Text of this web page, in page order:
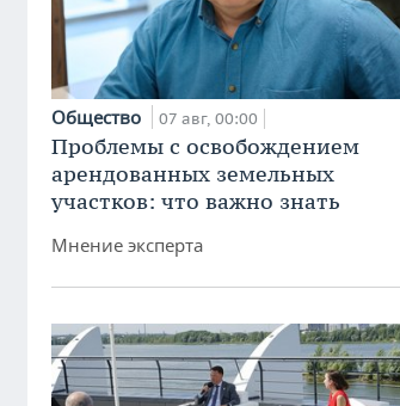
Общество 07 авг, 00:00
Проблемы с освобождением
арендованных земельных
участков: что важно знать
Мнение эксперта